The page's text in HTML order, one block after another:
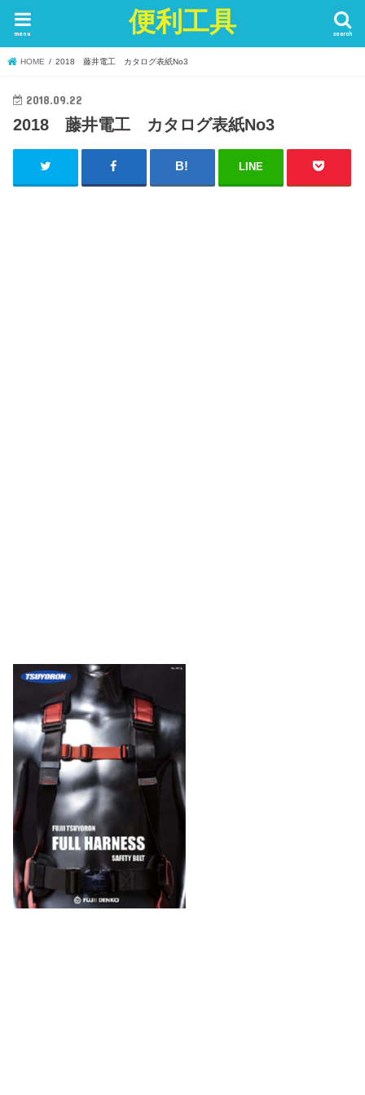
便利工具 search
menu
HOME 2018 藤井電工 カタログ表紙No3
2018.09.22
2018 藤井電工 カタログ表紙No3
LINE